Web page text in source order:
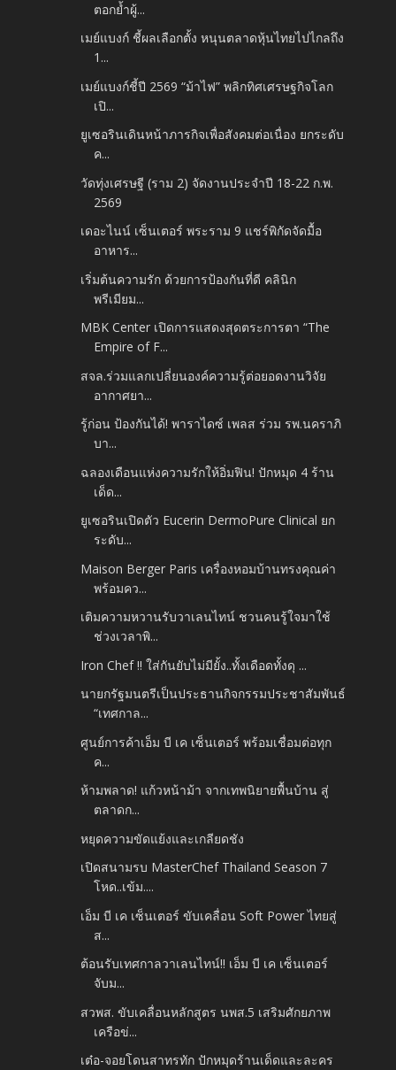
ตอกย้ำผู้...
เมย์แบงก์ ชี้ผลเลือกตั้ง หนุนตลาดหุ้นไทยไปไกลถึง
1...
เมย์แบงก์ชี้ปี 2569 “ม้าไฟ” พลิกทิศเศรษฐกิจโลก
เปิ...
ยูเซอรินเดินหน้าภารกิจเพื่อสังคมต่อเนื่อง ยกระดับ
ค...
วัดทุ่งเศรษฐี (ราม 2) จัดงานประจำปี 18-22 ก.พ.
2569
เดอะไนน์ เซ็นเตอร์ พระราม 9 แชร์พิกัดจัดมื้อ
อาหาร...
เริ่มต้นความรัก ด้วยการป้องกันที่ดี คลินิก
พรีเมียม...
MBK Center เปิดการแสดงสุดตระการตา “The
Empire of F...
สจล.ร่วมแลกเปลี่ยนองค์ความรู้ต่อยอดงานวิจัย
อากาศยา...
รู้ก่อน ป้องกันได้! พาราไดซ์ เพลส ร่วม รพ.นคราภิ
บา...
ฉลองเดือนแห่งความรักให้อิ่มฟิน! ปักหมุด 4 ร้าน
เด็ด...
ยูเซอรินเปิดตัว Eucerin DermoPure Clinical ยก
ระดับ...
Maison Berger Paris เครื่องหอมบ้านทรงคุณค่า
พร้อมคว...
เติมความหวานรับวาเลนไทน์ ชวนคนรู้ใจมาใช้
ช่วงเวลาพิ...
Iron Chef !! ใส่กันยับไม่มียั้ง..ทั้งเดือดทั้งดุ ...
นายกรัฐมนตรีเป็นประธานกิจกรรมประชาสัมพันธ์
“เทศกาล...
ศูนย์การค้าเอ็ม บี เค เซ็นเตอร์ พร้อมเชื่อมต่อทุก
ค...
ห้ามพลาด! แก้วหน้าม้า จากเทพนิยายพื้นบ้าน สู่
ตลาดก...
หยุดความขัดแย้งและเกลียดชัง
เปิดสนามรบ MasterChef Thailand Season 7
โหด..เข้ม....
เอ็ม บี เค เซ็นเตอร์ ขับเคลื่อน Soft Power ไทยสู่
ส...
ต้อนรับเทศกาลวาเลนไทน์!! เอ็ม บี เค เซ็นเตอร์
จับม...
สวพส. ขับเคลื่อนหลักสูตร นพส.5 เสริมศักยภาพ
เครือข่...
เต๋อ-จอยโดนสาทรทัก ปักหมุดร้านเด็ดและละคร